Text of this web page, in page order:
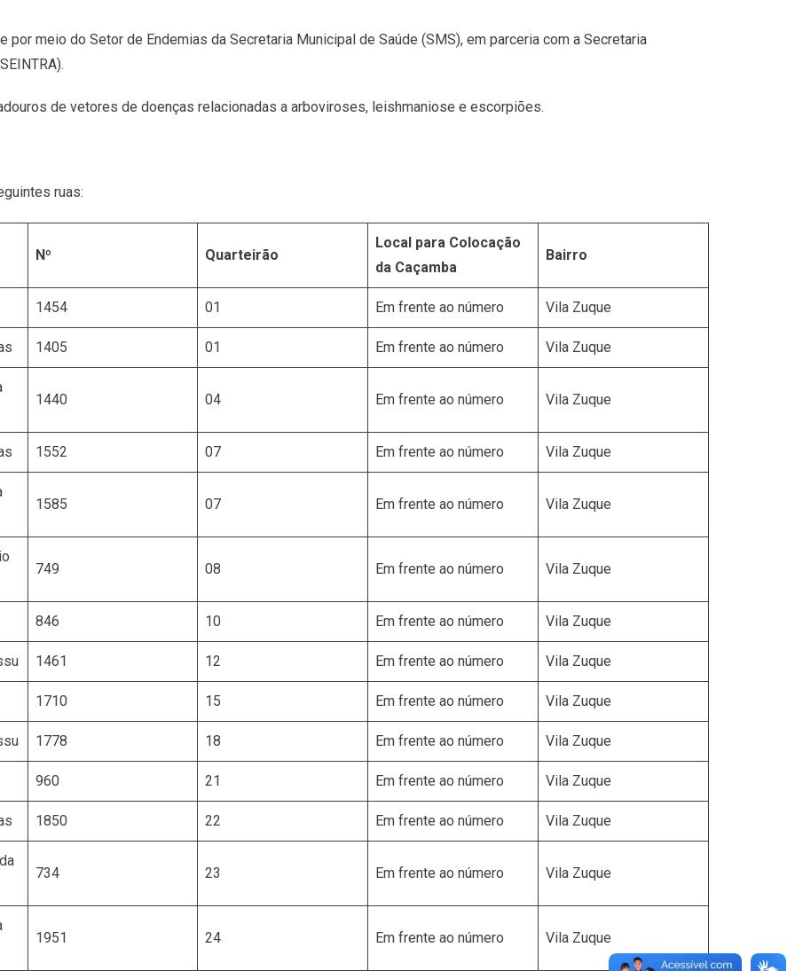
por meio do Setor de Endemias da Secretaria Municipal de Saúde (SMS), em parceria com a Secretaria
de vetores de doenças relacionadas a arboviroses, leishmaniose e escorpiões.
ruas:
Nº Quarteirão
Local para Colocação
da Caçamba
Bairro
1454 01 Em frente ao número Vila Zuque
1405 01 Em frente ao número Vila Zuque
1440 04 Em frente ao número Vila Zuque
1552 07 Em frente ao número Vila Zuque
1585 07 Em frente ao número Vila Zuque
749 08 Em frente ao número Vila Zuque
846 10 Em frente ao número Vila Zuque
1461 12 Em frente ao número Vila Zuque
1710 15 Em frente ao número Vila Zuque
1778 18 Em frente ao número Vila Zuque
960 21 Em frente ao número Vila Zuque
1850 22 Em frente ao número Vila Zuque
734 23 Em frente ao número Vila Zuque
1951 24 Em frente ao número Vila Zuque